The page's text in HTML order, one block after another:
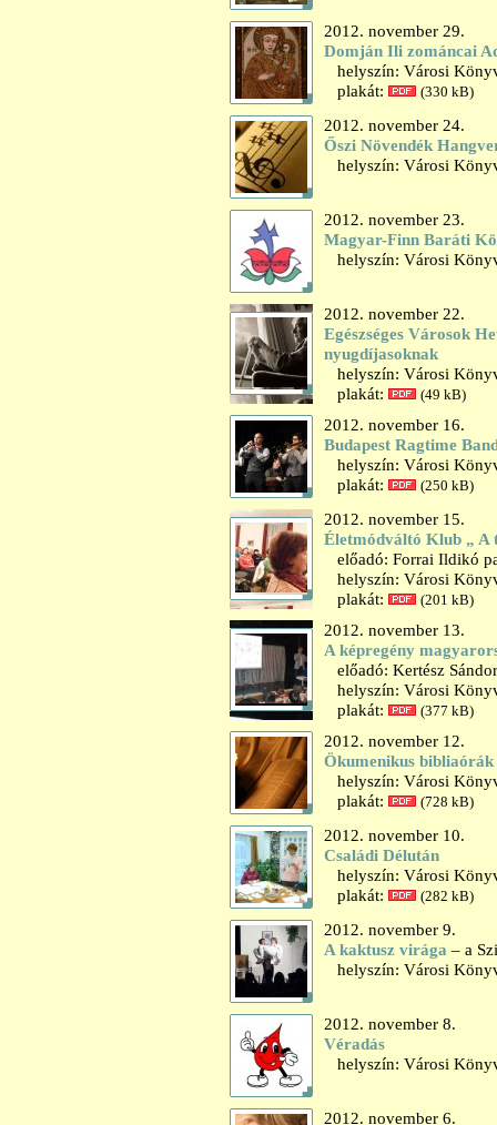
2012. november 29.
Domján Ili zománcai
helyszín: Városi
plakát:
(330 kB)
2012. november 24.
Őszi Növendék
helyszín: Városi
2012. november 23.
Magyar-Finn Baráti
helyszín: Városi
2012. november 22.
Egészséges Városok
nyugdíjasoknak
helyszín: Városi
plakát:
(49 kB)
2012. november 16.
Budapest Ragtime
helyszín: Városi
plakát:
(250 kB)
2012. november 15.
Életmódváltó Klub „ A
előadó: Forrai Ildikó
helyszín: Városi
plakát:
(201 kB)
2012. november 13.
A képregény
előadó: Kertész
helyszín: Városi
plakát:
(377 kB)
2012. november 12.
Ökumenikus
helyszín: Városi
plakát:
(728 kB)
2012. november 10.
Családi Délután
helyszín: Városi
plakát:
(282 kB)
2012. november 9.
A kaktusz virága – a
helyszín: Városi
2012. november 8.
Véradás
helyszín: Városi
2012. november 6.